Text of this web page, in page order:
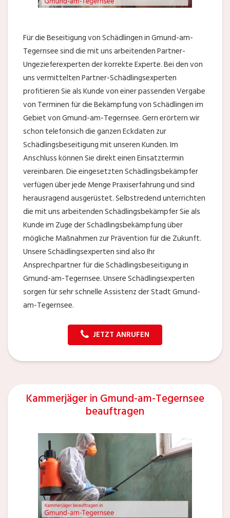
Für die Beseitigung von Schädlingen in Gmund-am-
Tegernsee sind die mit uns arbeitenden Partner-
Ungezieferexperten der korrekte Experte. Bei den von
uns vermittelten Partner-Schädlingsexperten
profitieren Sie als Kunde von einer passenden Vergabe
von Terminen für die Bekämpfung von Schädlingen im
Gebiet von Gmund-am-Tegernsee. Gern erörtern wir
schon telefonsich die ganzen Eckdaten zur
Schädlingsbeseitigung mit unseren Kunden. Im
Anschluss können Sie direkt einen Einsatztermin
vereinbaren. Die eingesetzten Schädlingsbekämpfer
verfügen über jede Menge Praxiserfahrung und sind
herausragend ausgerüstet. Selbstredend unterrichten
die mit uns arbeitenden Schädlingsbekämpfer Sie als
Kunde im Zuge der Schädlingsbekämpfung über
mögliche Maßnahmen zur Prävention für die Zukunft.
Unsere Schädlingsexperten sind also Ihr
Ansprechpartner für die Schädlingsbeseitigung in
Gmund-am-Tegernsee. Unsere Schädlingsexperten
sorgen für sehr schnelle Assistenz der Stadt Gmund-
am-Tegernsee.
JETZT ANRUFEN
Kammerjäger in Gmund-am-Tegernsee
beauftragen